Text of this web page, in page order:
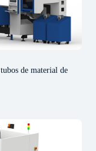
de material de